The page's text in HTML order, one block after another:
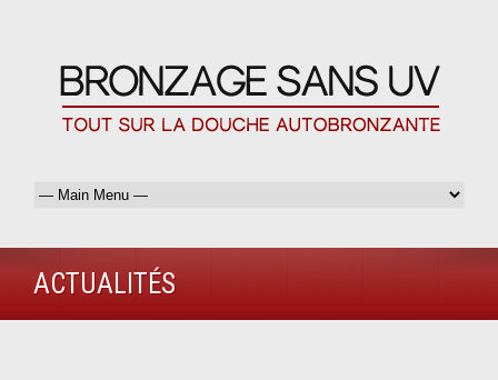
ACTUALITÉS